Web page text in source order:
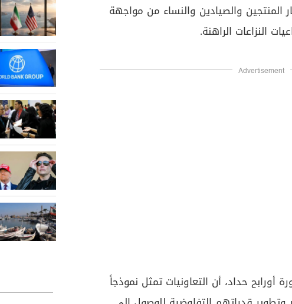
المنتجين والصيادين والنساء من مواجهة
النزاعات الراهنة.
Advertisement
أورابح حداد، أن التعاونيات تمثل نموذجاً